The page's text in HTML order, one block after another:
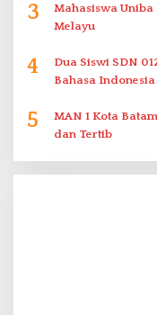
3
Mahasiswa
Melayu
4
Dua Siswi SDN
Bahasa Indonesia
5
MAN 1 Kota
dan Tertib